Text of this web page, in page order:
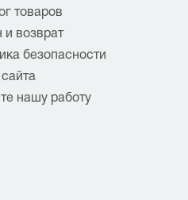
товаров
возврат
безопасности
нашу работу